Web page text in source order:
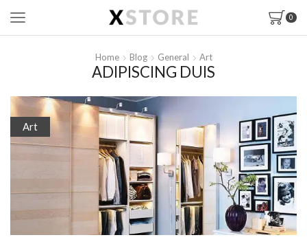
0
Home Blog General Art
ADIPISCING DUIS
Art